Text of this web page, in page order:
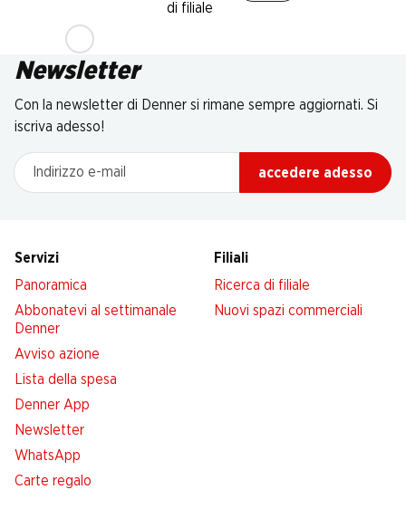
di filiale
Newsletter
Con la newsletter di Denner si rimane sempre aggiornati. Si
iscriva adesso!
Indirizzo e-mail
accedere adesso
Servizi
Panoramica
Abbonatevi al settimanale
Denner
Avviso azione
Lista della spesa
Denner App
Newsletter
WhatsApp
Carte regalo
Filiali
Ricerca di filiale
Nuovi spazi commerciali